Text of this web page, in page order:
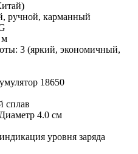
ручной, карманный
м
3 (яркий, экономичный,
18650
сплав
4.0 см
уровня заряда